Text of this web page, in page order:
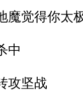
魔觉得你太
中
攻坚战